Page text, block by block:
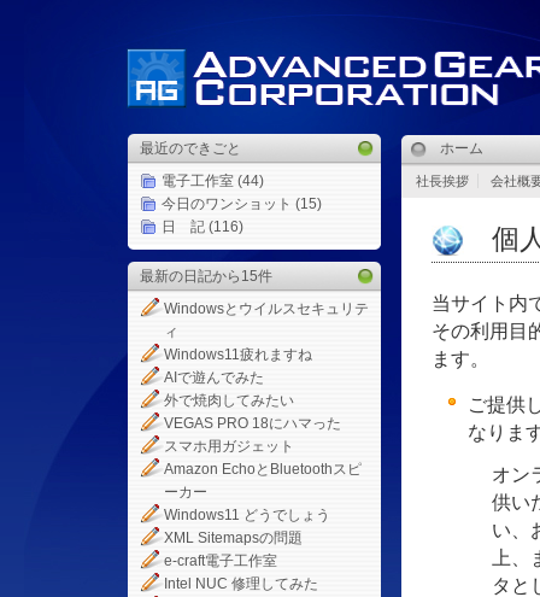
最近のできごと
電子工作室 (44)
今日のワンショット (15)
日 記 (116)
最新の日記から15件
Windowsとウイルスセキュリテ
ィ
Windows11疲れますね
AIで遊んでみた
外で焼肉してみたい
VEGAS PRO 18にハマった
スマホ用ガジェット
Amazon EchoとBluetoothスピ
ーカー
Windows11 どうでしょう
XML Sitemapsの問題
e-craft電子工作室
Intel NUC 修理してみた
ホーム
社長挨拶 会社概
個
当サイト内
その利用目
ます。
ご提供
なりま
オン
供い
い、
上
タと